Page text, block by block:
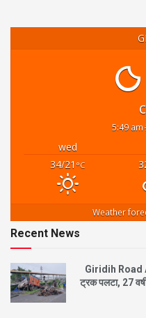
5:49 am
wed
34/21 °C
Weather
Recent News
Giridih Road
ट्रक पलटा, 27